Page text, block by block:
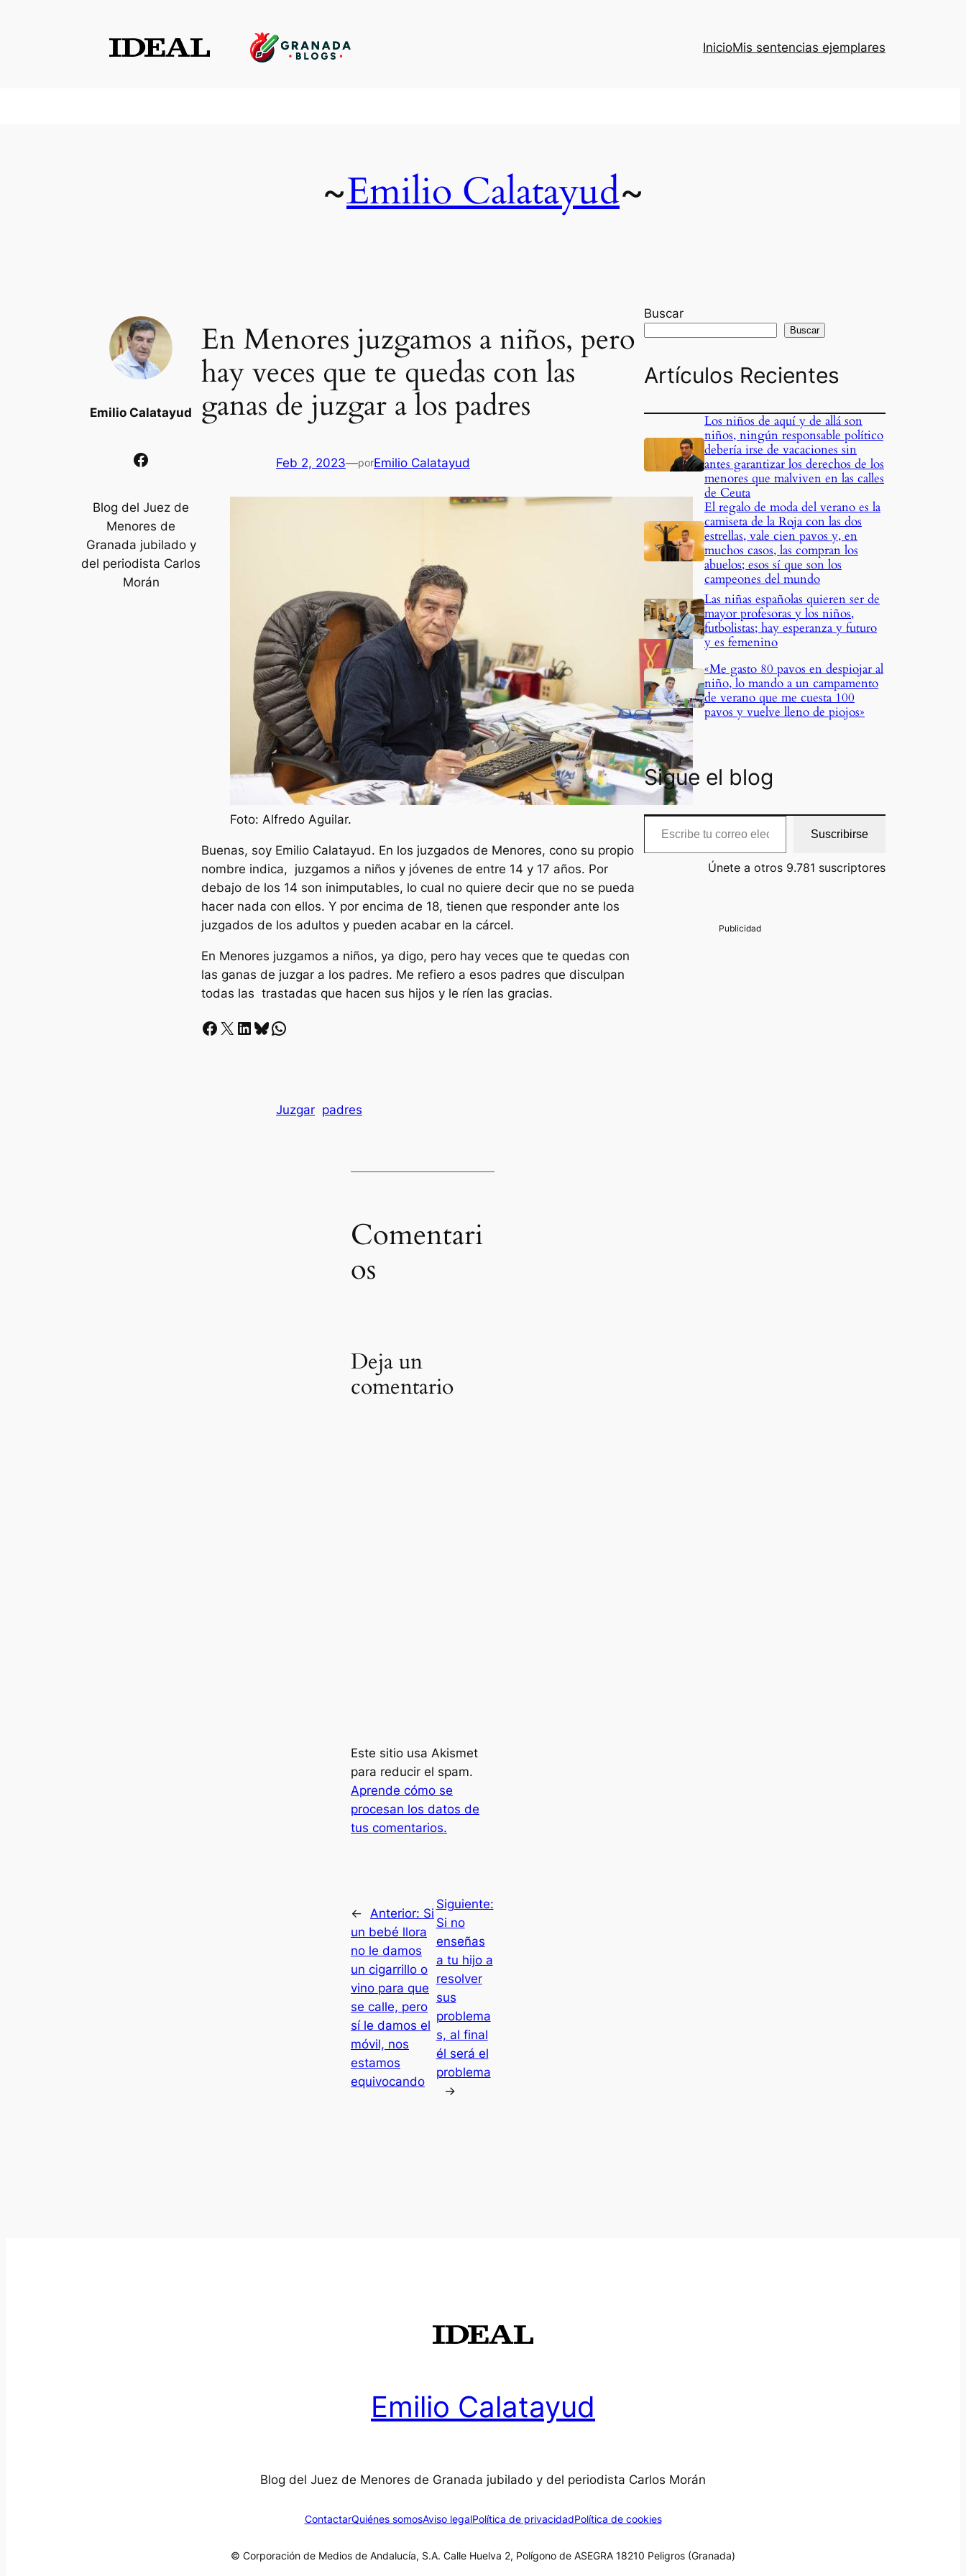
InicioMis sentencias ejemplares
~Emilio Calatayud~
Emilio Calatayud
Facebook
Blog del Juez de
Menores de
Granada jubilado y
del periodista Carlos
Morán
En Menores juzgamos a niños, pero
hay veces que te quedas con las
ganas de juzgar a los padres
Feb 2, 2023—porEmilio Calatayud
Foto: Alfredo Aguilar.
Buenas, soy Emilio Calatayud. En los juzgados de Menores, cono su propio
nombre indica, juzgamos a niños y jóvenes de entre 14 y 17 años. Por
debajo de los 14 son inimputables, lo cual no quiere decir que no se pueda
hacer nada con ellos. Y por encima de 18, tienen que responder ante los
juzgados de los adultos y pueden acabar en la cárcel.
En Menores juzgamos a niños, ya digo, pero hay veces que te quedas con
las ganas de juzgar a los padres. Me refiero a esos padres que disculpan
todas las trastadas que hacen sus hijos y le ríen las gracias.
Facebook X LinkedIn Bluesky Whatsapp
Juzgar padres
Comentari
os
Deja un
comentario
Este sitio usa Akismet
para reducir el spam.
Aprende cómo se
procesan los datos de
tus comentarios.
← Anterior: Si
un bebé llora
no le damos
un cigarrillo o
vino para que
se calle, pero
sí le damos el
móvil, nos
estamos
equivocando
Siguiente:
Si no
enseñas
a tu hijo a
resolver
sus
problema
s, al final
él será el
problema
→
Buscar
Buscar
Artículos Recientes
Los niños de aquí y de allá son
niños, ningún responsable político
debería irse de vacaciones sin
antes garantizar los derechos de los
menores que malviven en las calles
de Ceuta
El regalo de moda del verano es la
camiseta de la Roja con las dos
estrellas, vale cien pavos y, en
muchos casos, las compran los
abuelos; esos sí que son los
campeones del mundo
Las niñas españolas quieren ser de
mayor profesoras y los niños,
futbolistas; hay esperanza y futuro
y es femenino
«Me gasto 80 pavos en despiojar al
niño, lo mando a un campamento
de verano que me cuesta 100
pavos y vuelve lleno de piojos»
Sigue el blog
Escribe tu correo electrónico…
Suscribirse
Únete a otros 9.781 suscriptores
Emilio Calatayud
Blog del Juez de Menores de Granada jubilado y del periodista Carlos Morán
ContactarQuiénes somosAviso legalPolítica de privacidadPolítica de cookies
© Corporación de Medios de Andalucía, S.A. Calle Huelva 2, Polígono de ASEGRA 18210 Peligros (Granada)